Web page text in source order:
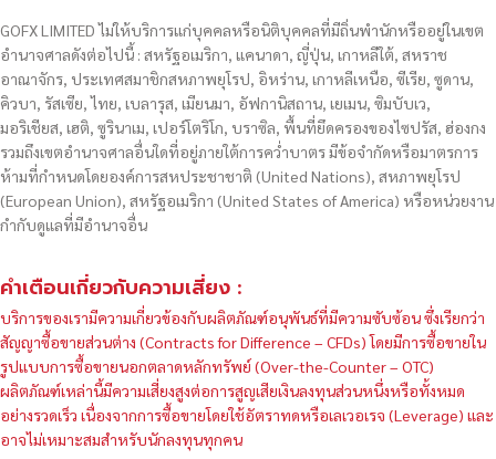
GOFX LIMITED ไม่ให้บริการแก่บุคคลหรือนิติบุคคลที่มีถิ่นพำนักหรืออยู่ในเขต
อำนาจศาลดังต่อไปนี้ : สหรัฐอเมริกา, แคนาดา, ญี่ปุ่น, เกาหลีใต้, สหราช
อาณาจักร, ประเทศสมาชิกสหภาพยุโรป, อิหร่าน, เกาหลีเหนือ, ซีเรีย, ซูดาน,
คิวบา, รัสเซีย, ไทย, เบลารุส, เมียนมา, อัฟกานิสถาน, เยเมน, ซิมบับเว,
มอริเชียส, เฮติ, ซูรินาเม, เปอร์โตริโก, บราซิล, พื้นที่ยึดครองของไซปรัส, ฮ่องกง
รวมถึงเขตอำนาจศาลอื่นใดที่อยู่ภายใต้การคว่ำบาตร มีข้อจำกัดหรือมาตรการ
ห้ามที่กำหนดโดยองค์การสหประชาชาติ (United Nations), สหภาพยุโรป
(European Union), สหรัฐอเมริกา (United States of America) หรือหน่วยงาน
กำกับดูแลที่มีอำนาจอื่น
คำเตือนเกี่ยวกับความเสี่ยง :
บริการของเรามีความเกี่ยวข้องกับผลิตภัณฑ์อนุพันธ์ที่มีความซับซ้อน ซึ่งเรียกว่า
สัญญาซื้อขายส่วนต่าง (Contracts for Difference – CFDs) โดยมีการซื้อขายใน
รูปแบบการซื้อขายนอกตลาดหลักทรัพย์ (Over-the-Counter – OTC)
ผลิตภัณฑ์เหล่านี้มีความเสี่ยงสูงต่อการสูญเสียเงินลงทุนส่วนหนึ่งหรือทั้งหมด
อย่างรวดเร็ว เนื่องจากการซื้อขายโดยใช้อัตราทดหรือเลเวอเรจ (Leverage) และ
อาจไม่เหมาะสมสำหรับนักลงทุนทุกคน